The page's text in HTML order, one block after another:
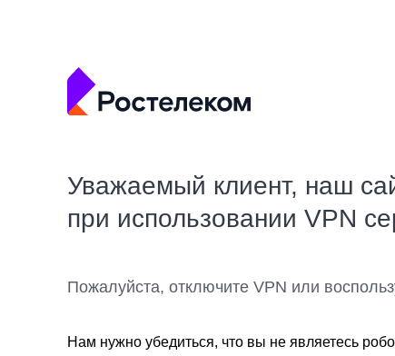
Уважаемый клиент, наш
при использовании VPN
Пожалуйста, отключите VPN или
Нам нужно убедиться, что вы не являетесь